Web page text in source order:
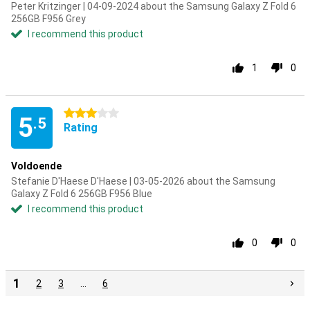
Peter Kritzinger | 04-09-2024 about the Samsung Galaxy Z Fold 6
256GB F956 Grey
I recommend this product
1 0
5.5
3 stars
Rating
Voldoende
Stefanie D'Haese D'Haese | 03-05-2026 about the Samsung
Galaxy Z Fold 6 256GB F956 Blue
I recommend this product
0 0
1 2 3 6